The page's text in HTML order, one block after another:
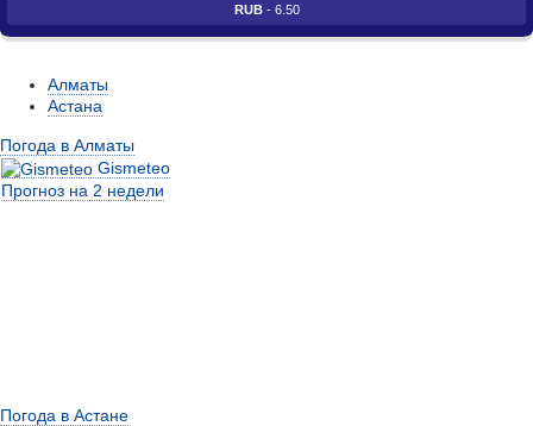
RUB- 6.50
Алматы
Астана
Погода в Алматы
Gismeteo
Прогноз на 2 недели
Погода в Астане